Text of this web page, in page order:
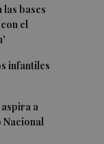
bases
el
infantiles
aspira a
Nacional